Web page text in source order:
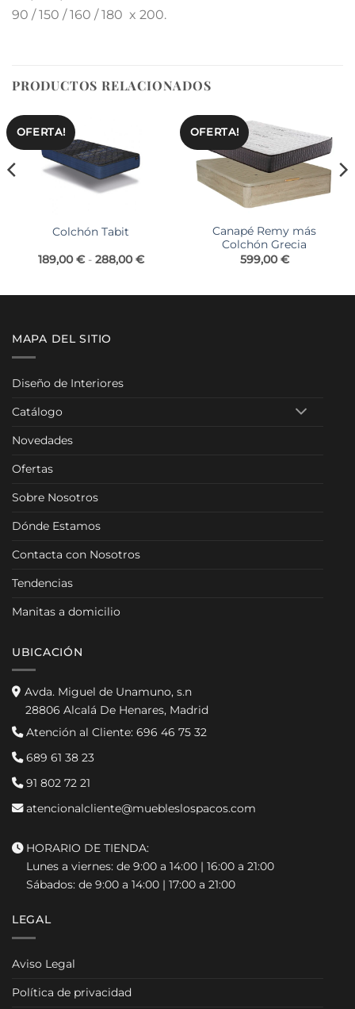
90 / 150 / 160 / 180 x 200.
PRODUCTOS RELACIONADOS
OFERTA!
Colchón Tabit
189,00€ - 288,00€Rango
189,00 €
OFERTA!
Canapé Remy más
Colchón Grecia
599,00€
€
MAPA DEL SITIO
Diseño de Interiores
Catálogo
Novedades
Ofertas
Sobre Nosotros
Dónde Estamos
Contacta con Nosotros
Tendencias
Manitas a domicilio
UBICACIÓN
Avda. Miguel de Unamuno, s.n
28806 Alcalá De Henares, Madrid
Atención al Cliente: 696 46 75 32
689 61 38 23
91 802 72 21
atencionalcliente@muebleslospacos.com
HORARIO DE TIENDA:
Lunes a viernes: de 9:00 a 14:00 | 16:00 a 21:00
Sábados: de 9:00 a 14:00 | 17:00 a 21:00
LEGAL
Aviso Legal
Política de privacidad